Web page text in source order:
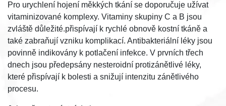
Pro urychlení hojení měkkých tkání se doporučuje užívat
vitaminizované komplexy. Vitaminy skupiny C a B jsou
zvláště důležité.přispívají k rychlé obnově kostní tkáně a
také zabraňují vzniku komplikací. Antibakteriální léky jsou
povinně indikovány k potlačení infekce. V prvních třech
dnech jsou předepsány nesteroidní protizánětlivé léky,
které přispívají k bolesti a snižují intenzitu zánětlivého
procesu.